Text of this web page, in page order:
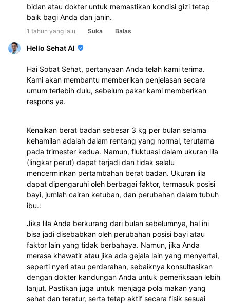
bidan atau dokter untuk memastikan kondisi gizi tetap
baik bagi Anda dan janin.
1 tahun yang lalu Suka Balas
Hello Sehat AI
Hai Sobat Sehat, pertanyaan Anda telah kami terima.
Kami akan membantu memberikan penjelasan secara
umum terlebih dulu, sebelum pakar kami memberikan
respons ya.
Kenaikan berat badan sebesar 3 kg per bulan selama
kehamilan adalah dalam rentang yang normal, terutama
pada trimester kedua. Namun, fluktuasi dalam ukuran lila
(lingkar perut) dapat terjadi dan tidak selalu
mencerminkan pertambahan berat badan. Ukuran lila
dapat dipengaruhi oleh berbagai faktor, termasuk posisi
bayi, jumlah cairan ketuban, dan perubahan dalam tubuh
ibu.:
Jika lila Anda berkurang dari bulan sebelumnya, hal ini
bisa jadi disebabkan oleh perubahan posisi bayi atau
faktor lain yang tidak berbahaya. Namun, jika Anda
merasa khawatir atau jika ada gejala lain yang menyertai,
seperti nyeri atau perdarahan, sebaiknya konsultasikan
dengan dokter kandungan Anda untuk pemeriksaan lebih
lanjut. Pastikan juga untuk menjaga pola makan yang
sehat dan teratur, serta tetap aktif secara fisik sesuai